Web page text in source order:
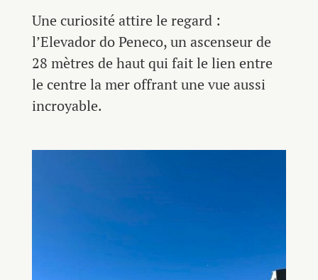
Une curiosité attire le regard :
l’Elevador do Peneco, un ascenseur de
28 mètres de haut qui fait le lien entre
le centre la mer offrant une vue aussi
incroyable.